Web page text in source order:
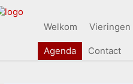
Welkom Vieringen
Agenda Contact